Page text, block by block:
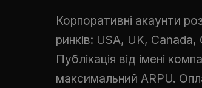
Корпоративні акаунти
ринків: USA, UK,
Публікація від імені
максимальний ARPU.